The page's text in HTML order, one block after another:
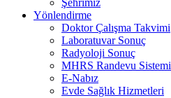
Yönlendirme
Doktor Çalışma Takvimi
Laboratuvar Sonuç
Radyoloji Sonuç
MHRS Randevu Sistemi
E-Nabız
Evde Sağlık Hizmetleri